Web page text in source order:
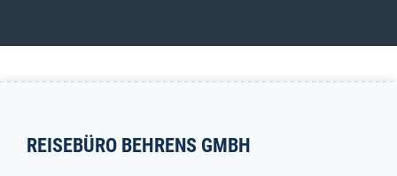
REISEBÜRO BEHRENS GMBH